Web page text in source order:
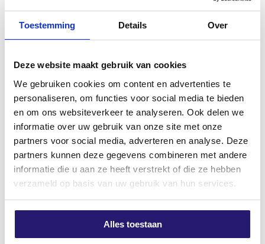
Toestemming Details Over
Deze website maakt gebruik van cookies
We gebruiken cookies om content en advertenties te
personaliseren, om functies voor social media te bieden
en om ons websiteverkeer te analyseren. Ook delen we
informatie over uw gebruik van onze site met onze
partners voor social media, adverteren en analyse. Deze
partners kunnen deze gegevens combineren met andere
informatie die u aan ze heeft verstrekt of die ze hebben
verzameld op basis van uw gebruik van hun services.
Alles toestaan
Op voorraad
Bolkopschroeven voldraad RVS
Op voorraad